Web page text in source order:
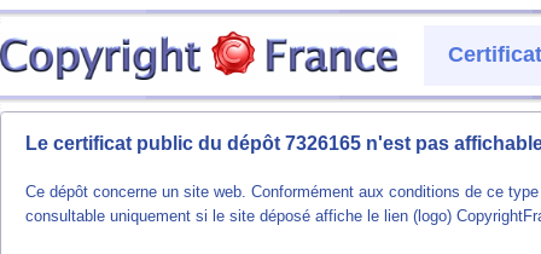
Le certificat public du dépôt 7326165 n'est pas
Ce dépôt concerne un site web. Conformément aux conditions de ce
consultable uniquement si le site déposé affiche le lien (logo)